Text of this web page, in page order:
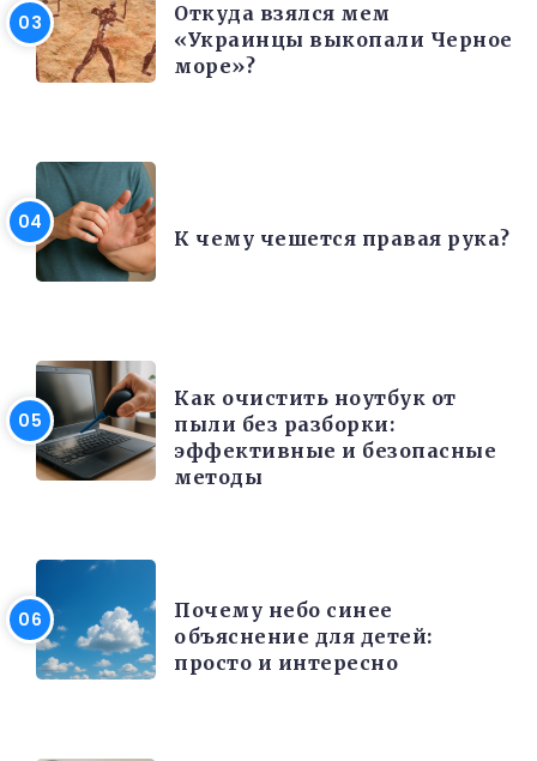
Откуда взялся мем
«Украинцы выкопали Черное
море»?
К чему чешется правая рука?
Как очистить ноутбук от
пыли без разборки:
эффективные и безопасные
методы
Почему небо синее
объяснение для детей:
просто и интересно